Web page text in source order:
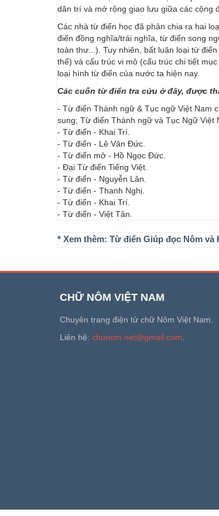
dân trí và mở rộng giao lưu giữa các cộng
Các nhà từ điển học đã phân chia ra hai
điển đồng nghĩa/trái nghĩa, từ điển song
toàn thư...). Tuy nhiên, bất luận loại từ
thể) và cấu trúc vi mô (cấu trúc chi tiết
loại hình từ điển của nước ta hiện nay.
Các cuốn từ điển tra cứu ở đây, được
- Từ điển Thành ngữ & Tục ngữ Việt Nam
sung; Từ điển Thành ngữ và Tục Ngữ Việt
- Từ điển - Khai Trí.
- Từ điển - Lê Văn Đức.
- Từ điển mở - Hồ Ngọc Đức.
- Đại Từ điển Tiếng Việt.
- Từ điển - Nguyễn Lân.
- Từ điển - Thanh Nghị.
- Từ điển - Khai Trí.
- Từ điển - Việt Tân.
* Xem thêm: Từ điển Giúp đọc Nôm và
CHỮ NÔM VIỆT NAM
Chuyên trang điện tử chữ Nôm Việt Nam.
Liên hệ: chunom.net@gmail.com